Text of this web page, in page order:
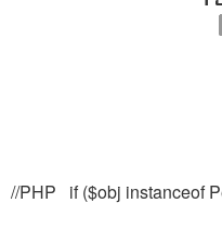
//PHP if ($obj instanceof